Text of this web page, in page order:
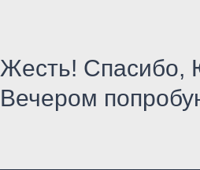
Жесть! Спасибо,
Вечером